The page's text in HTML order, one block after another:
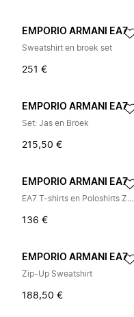
EMPORIO ARMANI EA7
Sweatshirt en broek set
251 €
EMPORIO ARMANI EA7
Set: Jas en Broek
215,50 €
EMPORIO ARMANI EA7
EA7 T-shirts en Poloshirts Zwart
136 €
EMPORIO ARMANI EA7
Zip-Up Sweatshirt
188,50 €